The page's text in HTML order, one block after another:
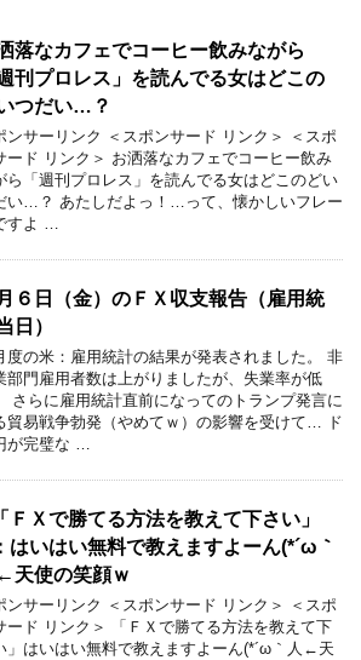
落なカフェでコーヒー飲みながら
週刊プロレス」を読んでる女はどこの
つだい…？
ンサーリンク ＜スポンサード リンク＞ ＜スポ
ード リンク＞ お洒落なカフェでコーヒー飲み
ら「週刊プロレス」を読んでる女はどこのどい
い…？ あたしだよっ！…って、懐かしいフレー
すよ …
６日（金）のＦＸ収支報告（雇用統
日）
度の米：雇用統計の結果が発表されました。 非
部門雇用者数は上がりましたが、失業率が低
さらに雇用統計直前になってのトランプ発言に
貿易戦争勃発（やめてｗ）の影響を受けて… ド
が完璧な …
ＦＸで勝てる方法を教えて下さい」
はいはい無料で教えますよーん(*´ω｀
天使の笑顔ｗ
ンサーリンク ＜スポンサード リンク＞ ＜スポ
ード リンク＞ 「ＦＸで勝てる方法を教えて下
」はいはい無料で教えますよーん(*´ω｀人←天